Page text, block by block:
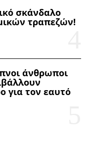
σκάνδαλο
τραπεζών!
άνθρωποι
για τον εαυτό